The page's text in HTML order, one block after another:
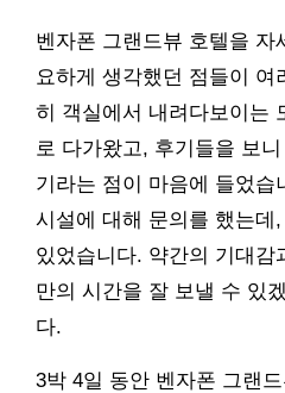
벤자폰 그랜드뷰 호텔을 자
요하게 생각했던 점들이 여
히 객실에서 내려다보이는
로 다가왔고, 후기들을 보
기라는 점이 마음에 들었습
시설에 대해 문의를 했는데
있었습니다. 약간의 기대감
만의 시간을 잘 보낼 수 있
다.
3박 4일 동안 벤자폰 그랜